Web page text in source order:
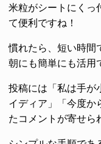
米粒がシートにくっ
て便利ですね！
慣れたら、短い時間
朝にも簡単にも活用
投稿には「私は手が
イディア」「今度か
たコメントが寄せら